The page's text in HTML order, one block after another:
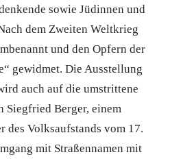
sowie Jüdinnen und
dem Zweiten Weltkrieg
und den Opfern der
gewidmet. Die Ausstellung
auch auf die umstrittene
Siegfried Berger, einem
des Volksaufstands vom 17.
mit Straßennamen mit